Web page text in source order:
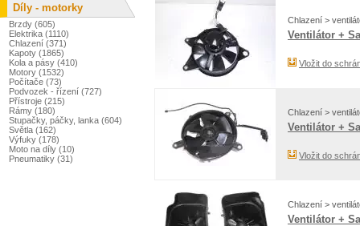
Chlazení >
Ventilátor +
Vložit do
Chlazení >
Ventilátor +
Vložit do
Chlazení >
Ventilátor +
Díly - motorky
Brzdy (605)
Elektrika (1110)
Chlazení (371)
Kapoty (1865)
Kola a pásy (410)
Motory (1532)
Počítače (73)
Podvozek - řízení (727)
Přístroje (215)
Rámy (180)
Stupačky, páčky, lanka (604)
Světla (162)
Výfuky (178)
Moto na díly (10)
Pneumatiky (31)